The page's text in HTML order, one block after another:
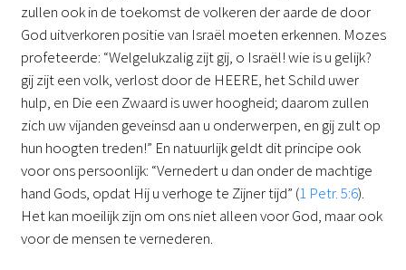
zullen ook in de toekomst de volkeren der aarde de door
God uitverkoren positie van Israël moeten erkennen. Mozes
profeteerde: “Welgelukzalig zijt gij, o Israël! wie is u gelijk?
gij zijt een volk, verlost door de HEERE, het Schild uwer
hulp, en Die een Zwaard is uwer hoogheid; daarom zullen
zich uw vijanden geveinsd aan u onderwerpen, en gij zult op
hun hoogten treden!” En natuurlijk geldt dit principe ook
voor ons persoonlijk: “Vernedert u dan onder de machtige
hand Gods, opdat Hij u verhoge te Zijner tijd” (1 Petr. 5:6).
Het kan moeilijk zijn om ons niet alleen voor God, maar ook
voor de mensen te vernederen.